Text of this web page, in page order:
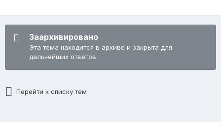
Заархивировано
Эта тема находится в архиве и закрыта для
дальнейших ответов.
Перейти к списку тем